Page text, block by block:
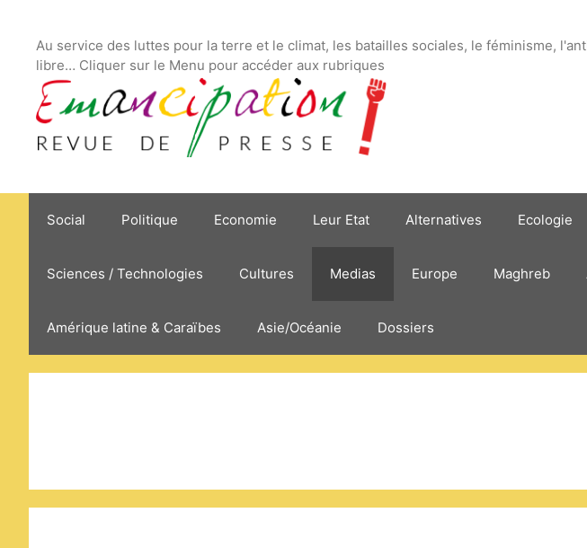
contenu
Au service des luttes pour la terre et le climat, les batailles sociales, le féminisme,
libre… Cliquer sur le Menu pour accéder aux rubriques
Social Politique Economie Leur Etat Alternatives Ecologie
Sciences / Technologies Cultures Medias Europe Maghreb
Amérique latine & Caraïbes Asie/Océanie Dossiers